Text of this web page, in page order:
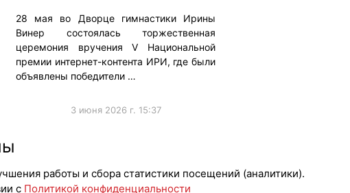
28 мая во Дворце гимнастики Ирины
Винер состоялась торжественная
церемония вручения V Национальной
премии интернет-контента ИРИ, где были
объявлены победители …
3 июня 2026 г. 15:37
работы и сбора статистики посещений (аналитики).
с Политикой конфиденциальности